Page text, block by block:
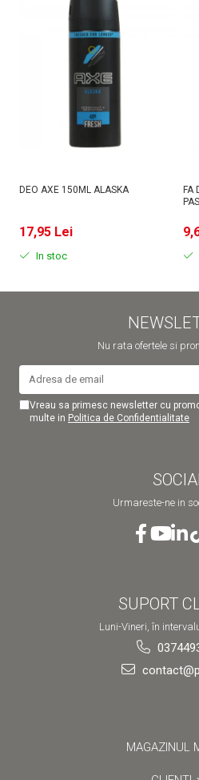
DEO AXE 150ML ALASKA
17,95 Lei
In stoc
FA
Nu rata ofertele si
Vreau sa primesc newsletter cu
multe in Politica de Confidentialitate
Urmareste-ne in
SUPORT
Luni-Vineri, în
MAGAZINUL